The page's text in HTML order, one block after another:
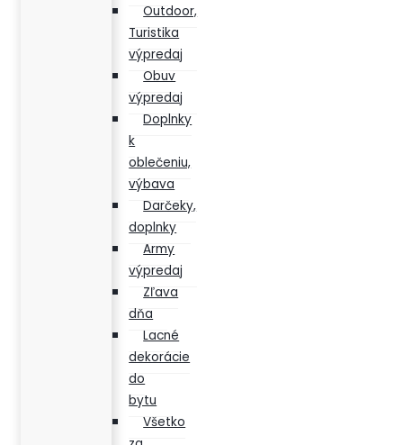
Outdoor,
Turistika
výpredaj
Obuv
výpredaj
Doplnky
k
oblečeniu,
výbava
Darčeky,
doplnky
Army
výpredaj
Zľava
dňa
Lacné
dekorácie
do
bytu
Všetko